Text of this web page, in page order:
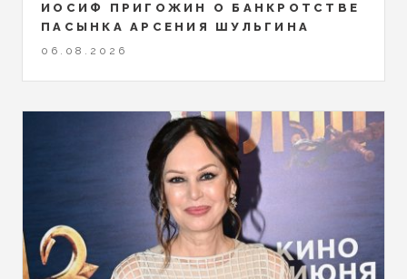
ИОСИФ ПРИГОЖИН О БАНКРОТСТВЕ
ПАСЫНКА АРСЕНИЯ ШУЛЬГИНА
06.08.2026